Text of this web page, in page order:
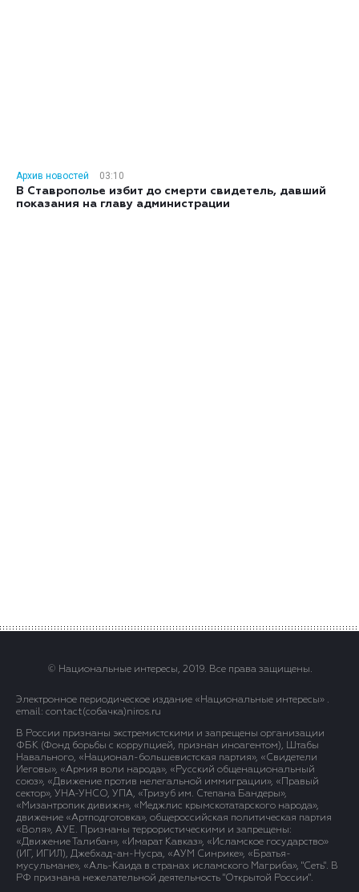
Архив новостей
03:10
В Ставрополье избит до смерти свидетель, давший
показания на главу администрации
© Национальные интересы, 2019. Все права защищены.
Электронное периодическое издание «Национальные интересы» .
email: contact(сoбaчка)niros.ru
В России признаны экстремистскими и запрещены организации
ФБК (Фонд борьбы с коррупцией, признан иноагентом), Штабы
Навального, «Национал-большевистская партия», «Свидетели
Иеговы», «Армия воли народа», «Русский общенациональный
союз», «Движение против нелегальной иммиграции», «Правый
сектор», УНА-УНСО, УПА, «Тризуб им. Степана Бандеры»,
«Мизантропик дивижн», «Меджлис крымскотатарского народа»,
движение «Артподготовка», общероссийская политическая партия
«Воля», АУЕ. Признаны террористическими и запрещены:
«Движение Талибан», «Имарат Кавказ», «Исламское государство»
(ИГ, ИГИЛ), Джебхад-ан-Нусра, «АУМ Синрике», «Братья-
мусульмане», «Аль-Каида в странах исламского Магриба», "Сеть". В
РФ признана нежелательной деятельность "Открытой России".